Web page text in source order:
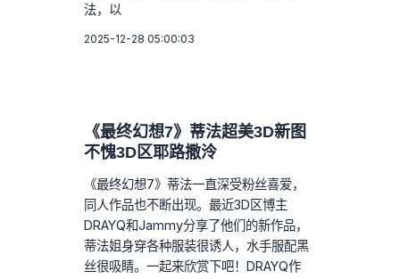
法，以
2025-12-28 05:00:03
《最终幻想7》蒂法超美3D新图
不愧3D区耶路撒泠
《最终幻想7》蒂法一直深受粉丝喜爱，
同人作品也不断出现。最近3D区博主
DRAYQ和Jammy分享了他们的新作品，
蒂法姐身穿各种服装很诱人，水手服配黑
丝很吸睛。一起来欣赏下吧！DRAYQ作